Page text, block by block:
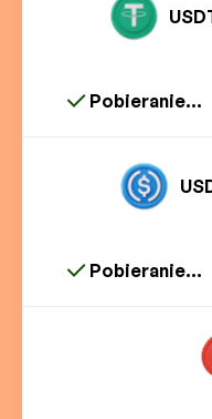
Pobieranie...
Pobieranie...